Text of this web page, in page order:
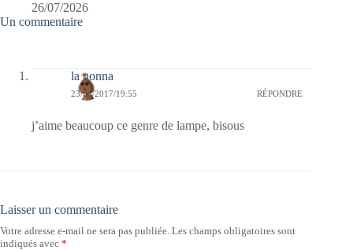
26/07/2026
Un commentaire
la nonna
23/05/2017/19:55 RÉPONDRE
j’aime beaucoup ce genre de lampe, bisous
Laisser un commentaire
Votre adresse e-mail ne sera pas publiée. Les champs obligatoires sont
indiqués avec *